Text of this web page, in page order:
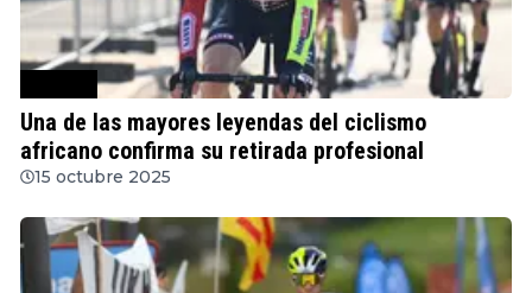
Una de las mayores leyendas del ciclismo
africano confirma su retirada profesional
15 octubre 2025